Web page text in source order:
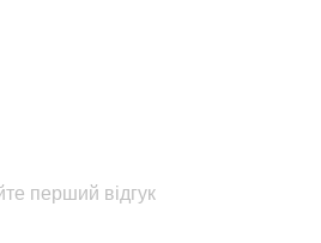
перший відгук